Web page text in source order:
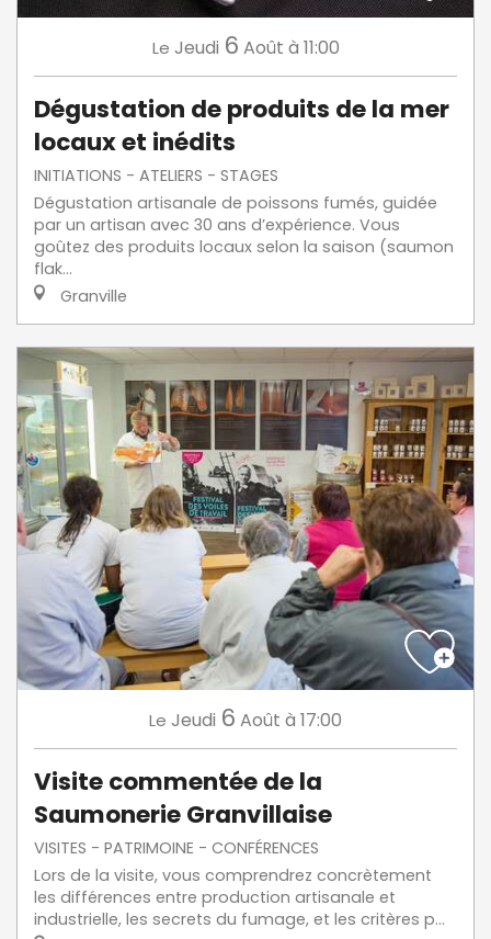
Le Jeudi 6 Août à 11:00
Dégustation de produits de la mer
locaux et inédits
INITIATIONS - ATELIERS - STAGES
Dégustation artisanale de poissons fumés, guidée
par un artisan avec 30 ans d’expérience. Vous
goûtez des produits locaux selon la saison (saumon
flak...
Granville
Le Jeudi 6 Août à 17:00
Visite commentée de la
Saumonerie Granvillaise
VISITES - PATRIMOINE - CONFÉRENCES
Lors de la visite, vous comprendrez concrètement
les différences entre production artisanale et
industrielle, les secrets du fumage, et les critères p...